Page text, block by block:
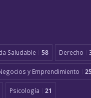
Saludable 58 Derecho
y Emprendimiento
Psicología 21